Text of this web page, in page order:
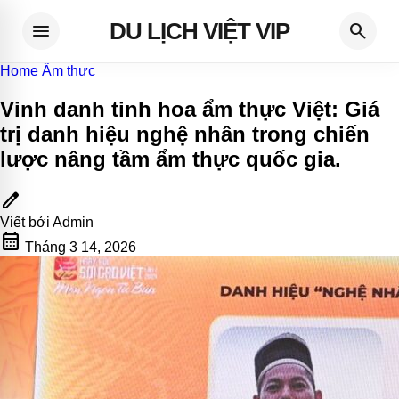
menu DU LỊCH VIỆT VIP search
Home Ẩm thực
Vinh danh tinh hoa ẩm thực Việt: Giá
trị danh hiệu nghệ nhân trong chiến
lược nâng tầm ẩm thực quốc gia.
edit
Viết bởi Admin
calendar_month Tháng 3 14, 2026